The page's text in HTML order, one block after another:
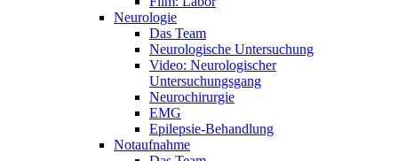
Neurologie
Das Team
Neurologische Untersuchung
Video: Neurologischer
Untersuchungsgang
Neurochirurgie
EMG
Epilepsie-Behandlung
Notaufnahme